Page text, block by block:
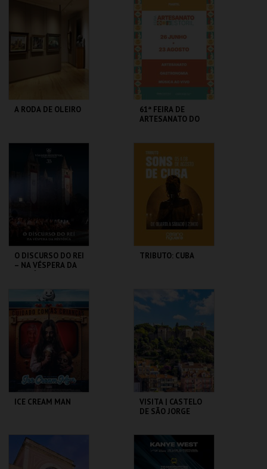
MAIS INFO
PRAIA DUNA DO
CALDEIRÃO
MAIS INFO
A RODA DE OLEIRO
MUSEU CONVENTO
DOS LÓIOS
61ª FEIRA DE
ARTESANATO DO
O DISCURSO DO REI
– NA VÉSPERA DA
SANTA MARIA DA
FEIRA
MAIS INFO
COMPRAR
TRIBUTO: CUBA
CASINO FIGUEIRA
MAIS INFO
COMPRAR
ICE CREAM MAN
CINEMAS CINEMAX
PENAFIEL
VISITA | CASTELO
DE SÃO JORGE
CASTELO DE SÃO
JORGE